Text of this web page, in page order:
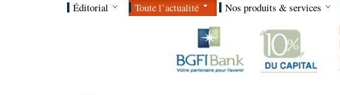
Éditorial Toute l’actualité Nos produits & services